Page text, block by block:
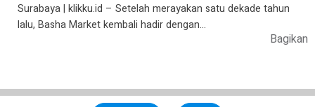
Surabaya | klikku.id – Setelah merayakan satu dekade tahun
lalu, Basha Market kembali hadir dengan…
Bagikan